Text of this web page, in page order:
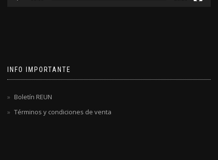
INFO IMPORTANTE
Boletín REUN
Términos y condiciones de venta